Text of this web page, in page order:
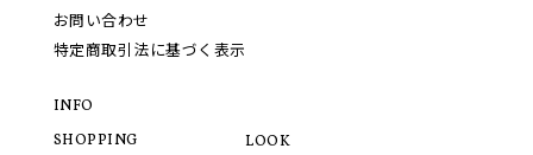
お問い合わせ
特定商取引法に基づく表示
INFO
SHOPPING
LOOK